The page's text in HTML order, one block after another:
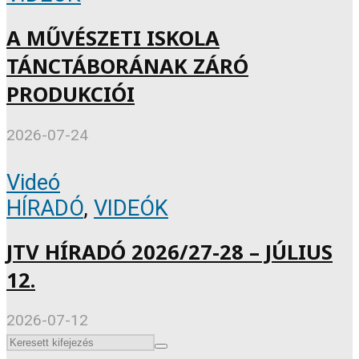
A MŰVÉSZETI ISKOLA
TÁNCTÁBORÁNAK ZÁRÓ
PRODUKCIÓI
2026-07-24
Videó
HÍRADÓ, VIDEÓK
JTV HÍRADÓ 2026/27-28 – JÚLIUS
12.
2026-07-12